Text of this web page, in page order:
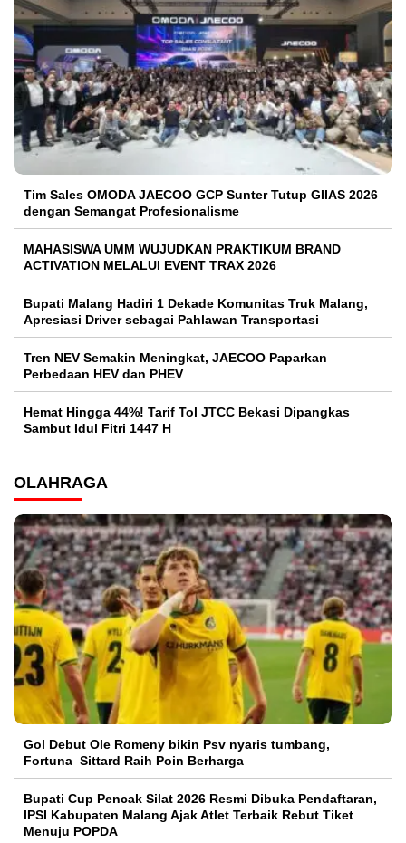
Tim Sales OMODA JAECOO GCP Sunter Tutup GIIAS 2026
dengan Semangat Profesionalisme
MAHASISWA UMM WUJUDKAN PRAKTIKUM BRAND
ACTIVATION MELALUI EVENT TRAX 2026
Bupati Malang Hadiri 1 Dekade Komunitas Truk Malang,
Apresiasi Driver sebagai Pahlawan Transportasi
Tren NEV Semakin Meningkat, JAECOO Paparkan
Perbedaan HEV dan PHEV
Hemat Hingga 44%! Tarif Tol JTCC Bekasi Dipangkas
Sambut Idul Fitri 1447 H
OLAHRAGA
Gol Debut Ole Romeny bikin Psv nyaris tumbang,
Fortuna Sittard Raih Poin Berharga
Bupati Cup Pencak Silat 2026 Resmi Dibuka Pendaftaran,
IPSI Kabupaten Malang Ajak Atlet Terbaik Rebut Tiket
Menuju POPDA